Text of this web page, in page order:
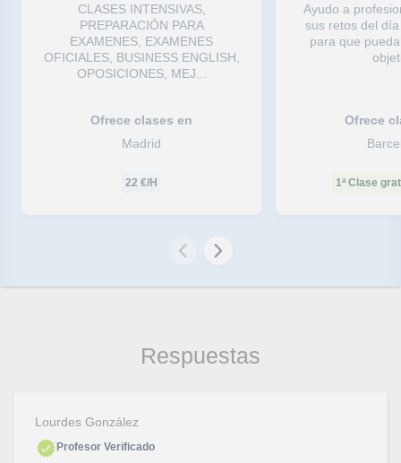
CLASES INTENSIVAS,
PREPARACIÓN PARA
EXAMENES, EXAMENES
OFICIALES, BUSINESS ENGLISH,
OPOSICIONES, MEJ...
Ofrece clases en
Madrid
22 €/H
Ayudo a
sus retos del
para que
Ofrece
1ª Clase
Respuestas
Lourdes González
Profesor Verificado